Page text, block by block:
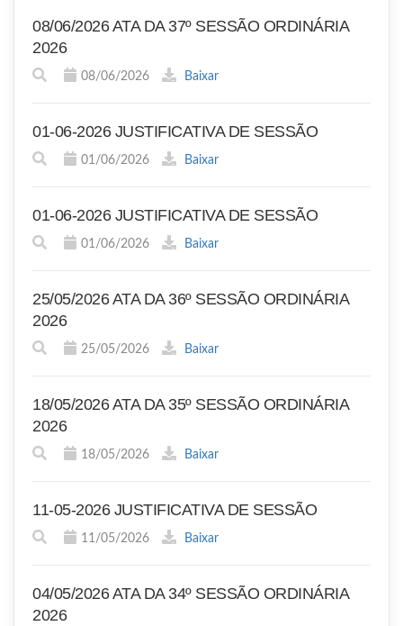
08/06/2026 ATA DA 37º SESSÃO ORDINÁRIA
2026
08/06/2026 Baixar
01-06-2026 JUSTIFICATIVA DE SESSÃO
01/06/2026 Baixar
01-06-2026 JUSTIFICATIVA DE SESSÃO
01/06/2026 Baixar
25/05/2026 ATA DA 36º SESSÃO ORDINÁRIA
2026
25/05/2026 Baixar
18/05/2026 ATA DA 35º SESSÃO ORDINÁRIA
2026
18/05/2026 Baixar
11-05-2026 JUSTIFICATIVA DE SESSÃO
11/05/2026 Baixar
04/05/2026 ATA DA 34º SESSÃO ORDINÁRIA
2026